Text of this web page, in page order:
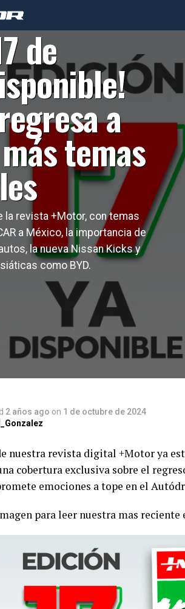
de
a
temas
la revista +Motor, con temas
a México, la importancia de
la nueva Nissan Kicks y
como BYD.
2 años ago on 1 de octubre de 2024
nuestra revista digital +Motor ya
cobertura exclusiva sobre el
emociones a tope en el
para leer nuestra mas reciente